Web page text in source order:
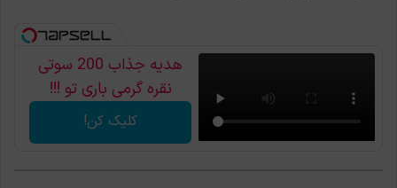
هدیه جذاب 200 سوتی
نقره گرمی باری تو !!!
کلیک کن!